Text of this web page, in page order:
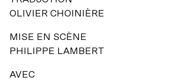
Billets du coeur Desjardins
Rencontres avec le public
Restos à proximité
OLIVIER CHOINIÈRE
MISE EN SCÈNE
PHILIPPE LAMBERT
AVEC